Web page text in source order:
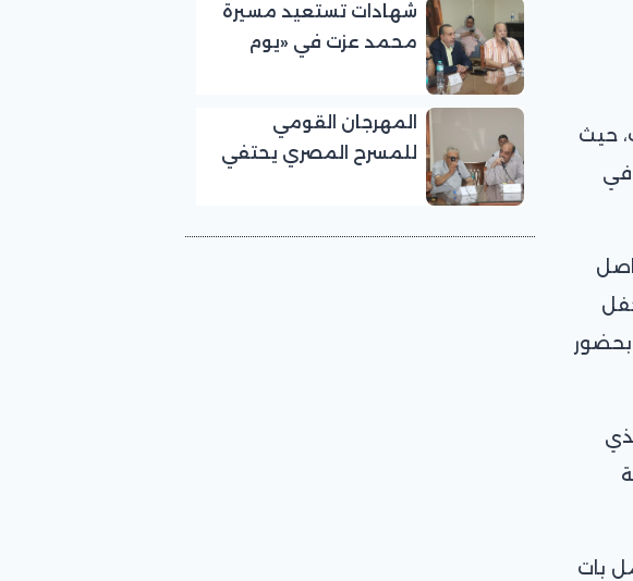
حيث
في
بحضور
العمل بات
الرائدة في المسرح الريفي
شهادات تستعيد مسيرة
محمد عزت في «يوم
للمسرح المصري
المهرجان القومي
للمسرح المصري يحتفي